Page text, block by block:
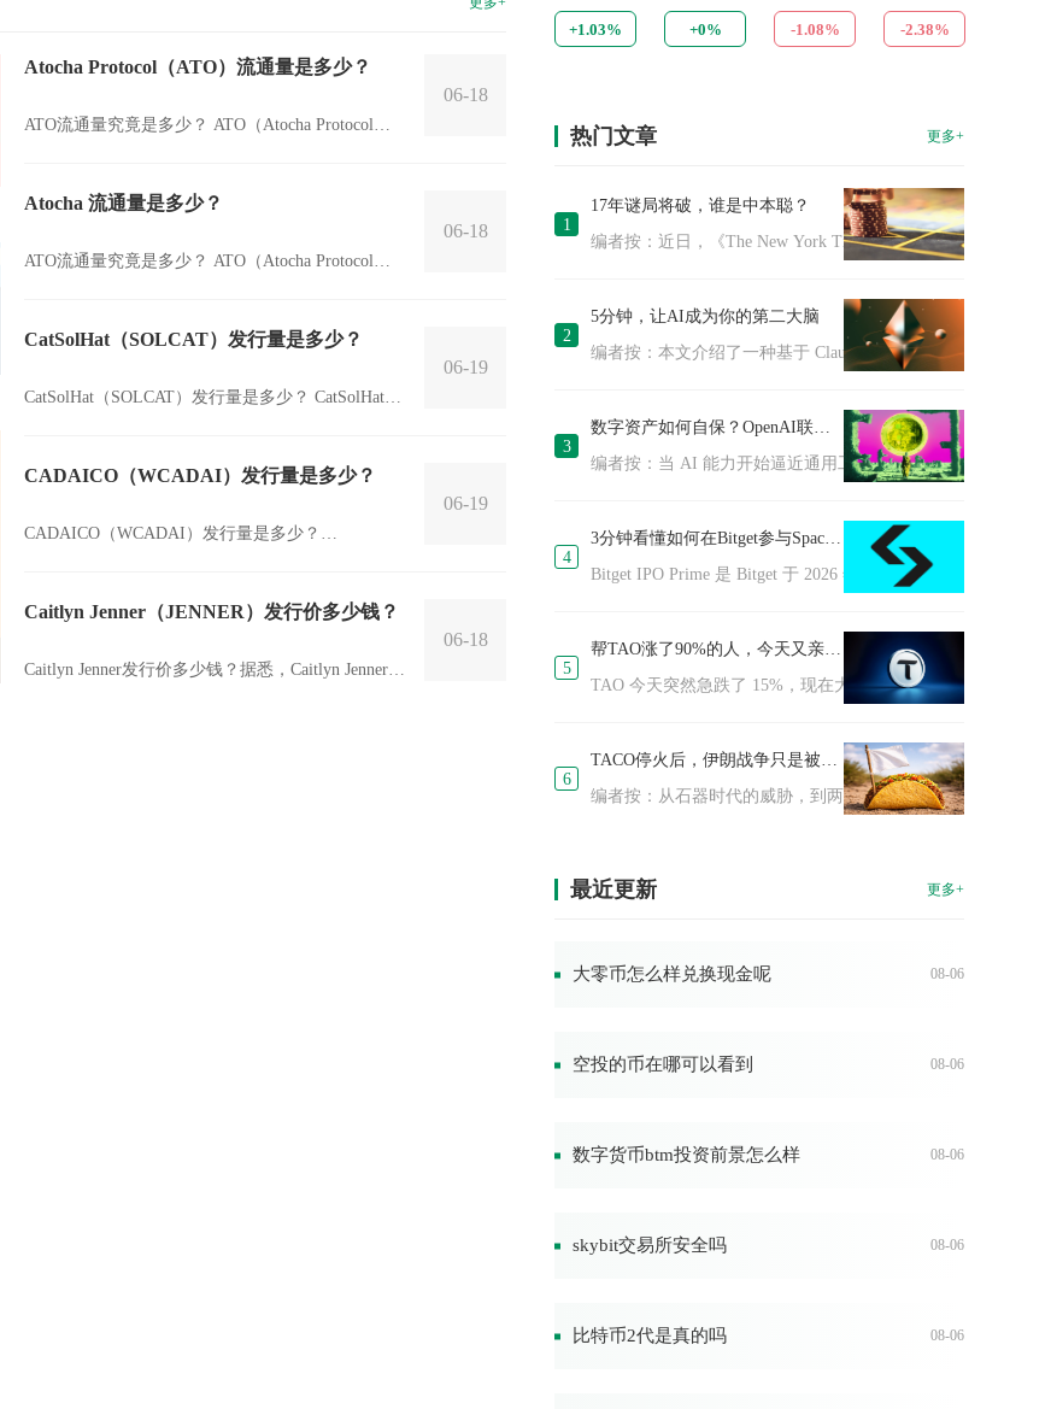
Atocha Protocol（ATO）流通量是多少？
ATO流通量究竟是多少？ ATO（Atocha Protocol）
06-18
Atocha 流通量是多少？
ATO流通量究竟是多少？ ATO（Atocha Protocol）
06-18
CatSolHat（SOLCAT）发行量是多少？
CatSolHat（SOLCAT）发行量是多少？ CatSolHat，
06-19
CADAICO（WCADAI）发行量是多少？
CADAICO（WCADAI）发行量是多少？
06-19
Caitlyn Jenner（JENNER）发行价多少钱？
Caitlyn Jenner发行价多少钱？据悉，Caitlyn Jenner在
06-18
+1.03% +0% -1.08% -2.38%
热门文章 更多+
1
17年谜局将破，谁是中本聪？
编者按：近日，《The New York Times》发布长篇调查报道
2
5分钟，让AI成为你的第二大脑
编者按：本文介绍了一种基于 Claude Code 与 Obsidian 搭建
3
数字资产如何自保？OpenAI联创的15步清单
编者按：当 AI 能力开始逼近通用工具的边界，网络安全的
4
3分钟看懂如何在Bitget参与SpaceX IPO
Bitget IPO Prime 是 Bitget 于 2026 年 4 月推出的创新代币销
5
帮TAO涨了90%的人，今天又亲手带崩了价格
TAO 今天突然急跌了 15%，现在大约 277 美元，还有往下掉
6
TACO停火后，伊朗战争只是被按下暂停键
编者按：从石器时代的威胁，到两周停火的迅速落地，这场
最近更新 更多+
大零币怎么样兑换现金呢 08-06
空投的币在哪可以看到 08-06
数字货币btm投资前景怎么样 08-06
skybit交易所安全吗 08-06
比特币2代是真的吗 08-06